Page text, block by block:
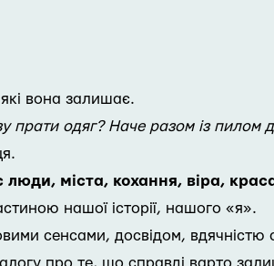
вона залишає.
прати одяг? Наче разом із
міста, кохання, віра,
нашої історії, нашого «я».
сенсами, досвідом, вдячністю
про те, що справді варто